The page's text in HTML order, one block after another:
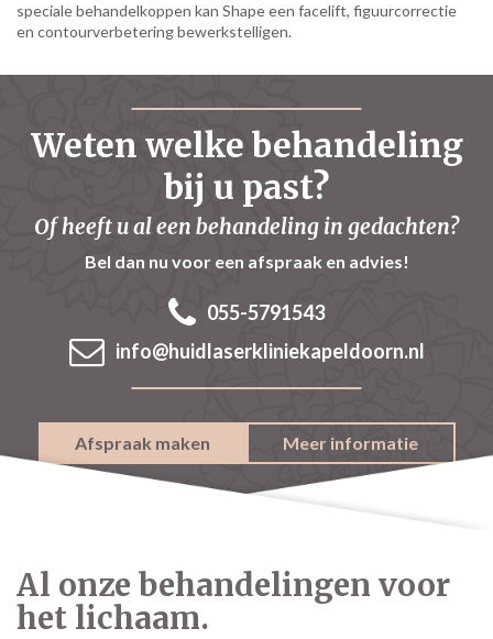
speciale behandelkoppen kan Shape een facelift, figuurcorrectie
en contourverbetering bewerkstelligen.
Weten welke behandeling
bij u past?
Of heeft u al een behandeling in gedachten?
Bel dan nu voor een afspraak en advies!
055-5791543
info@huidlaserkliniekapeldoorn.nl
Afspraak maken Meer informatie
Al onze behandelingen voor
het lichaam.